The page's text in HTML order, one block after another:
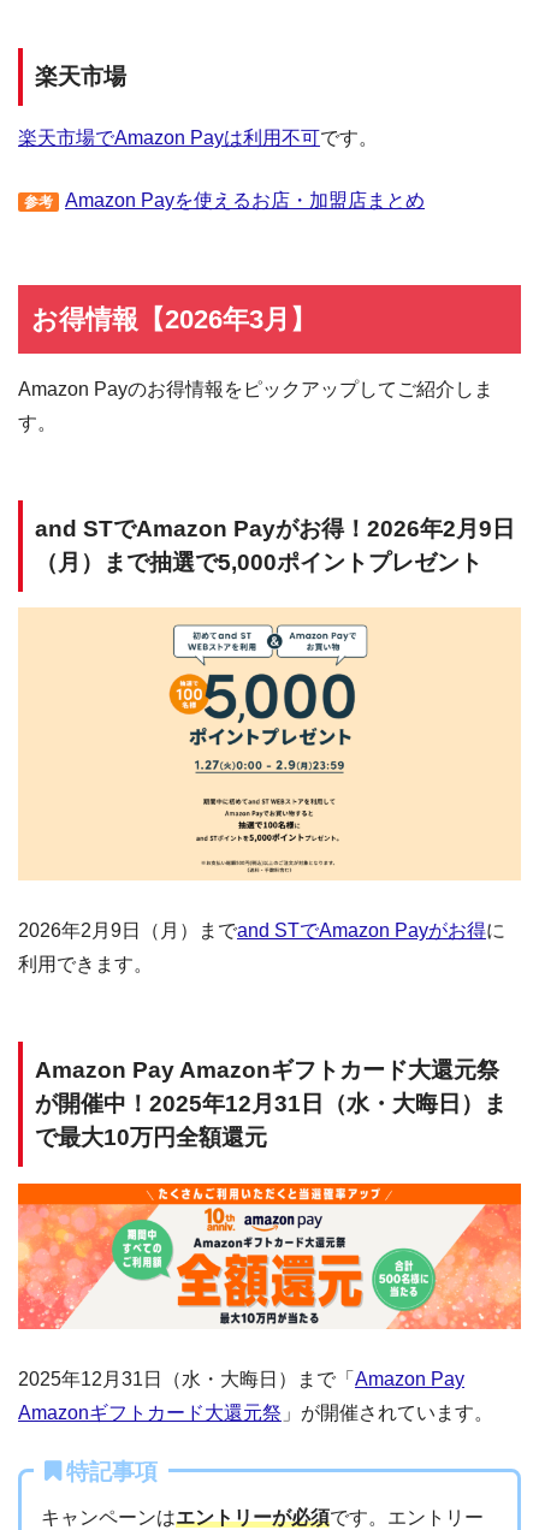
楽天市場
楽天市場でAmazon Payは利用不可です。
参考 Amazon Payを使えるお店・加盟店まとめ
お得情報【2026年3月】
Amazon Payのお得情報をピックアップしてご紹介しま
す。
and STでAmazon Payがお得！2026年2月9日
（月）まで抽選で5,000ポイントプレゼント
2026年2月9日（月）までand STでAmazon Payがお得に
利用できます。
Amazon Pay Amazonギフトカード大還元祭
が開催中！2025年12月31日（水・大晦日）ま
で最大10万円全額還元
2025年12月31日（水・大晦日）まで「 Amazon Pay
Amazonギフトカード大還元祭 」が開催されています。
特記事項
キャンペーンはエントリーが必須です。エントリー